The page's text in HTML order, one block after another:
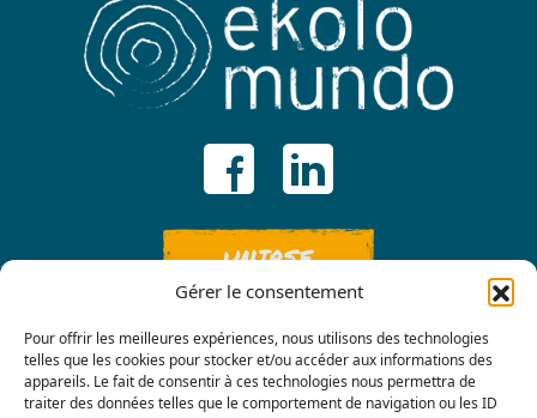
Gérer le consentement
Pour offrir les meilleures expériences, nous utilisons des technologies
telles que les cookies pour stocker et/ou accéder aux informations des
appareils. Le fait de consentir à ces technologies nous permettra de
traiter des données telles que le comportement de navigation ou les ID
UNIRSE